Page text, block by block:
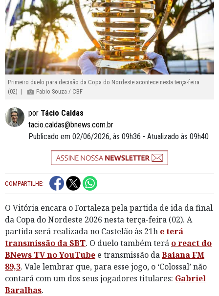
Primeiro duelo para decisão da Copa do Nordeste acontece nesta terça-feira
(02) |
Fabio Souza / CBF
por Tácio Caldas
tacio.caldas@bnews.com.br
Publicado em 02/06/2026, às 09h36 - Atualizado às 09h40
COMPARTILHE:
O Vitória encara o Fortaleza pela partida de ida da final
da Copa do Nordeste 2026 nesta terça-feira (02). A
partida será realizada no Castelão às 21h e terá
transmissão da SBT. O duelo também terá o react do
BNews TV no YouTube e transmissão daBaiana FM
89,3. Vale lembrar que, para esse jogo, o ‘Colossal’ não
contará com um dos seus jogadores titulares: Gabriel
Baralhas.